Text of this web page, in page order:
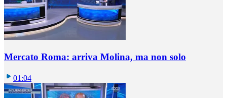
Mercato Roma: arriva Molina, ma non solo
01:04